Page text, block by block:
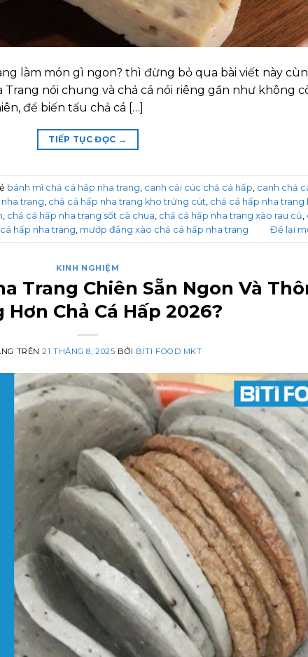
làm món gì ngon? thì đừng bỏ qua bài viết này
Trang nói chung và chả cá nói riêng gần như không
để biến tấu chả cá […]
TIẾP TỤC ĐỌC →
bánh mì chả cá hấp nha trang canh cải cúc chả cá hấp canh chả
trang chả cá hấp nha trang kho trứng cút chả cá hấp nha trang
chả cá hấp nha trang sốt cà chua chả cá hấp nha trang xào rau củ
hấp nha trang mướp đắng xào chả cá hấp nha trang Để lại
KINH NGHIỆM
Trang Chiên Sẵn Ngon Và
Hơn Chả Cá Hấp 2026?
TRÊN21 THÁNG 8, 2025 BỞI BITI FOOD MKT